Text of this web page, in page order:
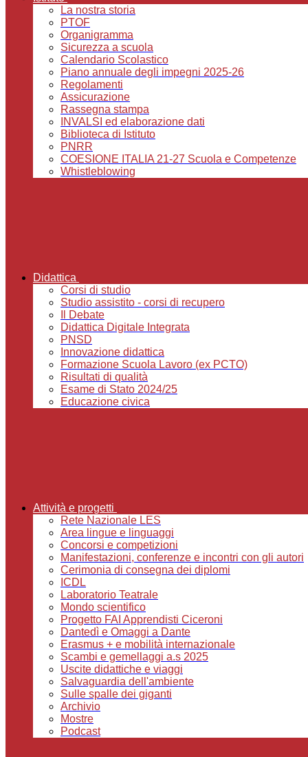
La nostra storia
PTOF
Organigramma
Sicurezza a scuola
Calendario Scolastico
Piano annuale degli impegni 2025-26
Regolamenti
Assicurazione
Rassegna stampa
INVALSI ed elaborazione dati
Biblioteca di Istituto
PNRR
COESIONE ITALIA 21-27 Scuola e Competenze
Whistleblowing
Didattica
Corsi di studio
Studio assistito - corsi di recupero
Il Debate
Didattica Digitale Integrata
PNSD
Innovazione didattica
Formazione Scuola Lavoro (ex PCTO)
Risultati di qualità
Esame di Stato 2024/25
Educazione civica
Attività e progetti
Rete Nazionale LES
Area lingue e linguaggi
Concorsi e competizioni
Manifestazioni, conferenze e incontri con gli autori
Cerimonia di consegna dei diplomi
ICDL
Laboratorio Teatrale
Mondo scientifico
Progetto FAI Apprendisti Ciceroni
Dantedì e Omaggi a Dante
Erasmus + e mobilità internazionale
Scambi e gemellaggi a.s 2025
Uscite didattiche e viaggi
Salvaguardia dell'ambiente
Sulle spalle dei giganti
Archivio
Mostre
Podcast